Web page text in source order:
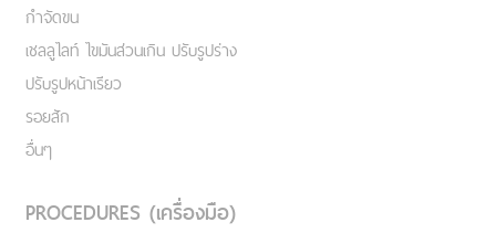
กำจัดขน
เชลลูไลท์ ไขมันส่วนเกิน ปรับรูปร่าง
ปรับรูปหน้าเรียว
รอยสัก
อื่นๆ
PROCEDURES (เครื่องมือ)